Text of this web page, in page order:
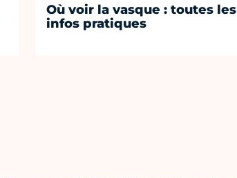
Où voir la vasque : toutes les
infos pratiques